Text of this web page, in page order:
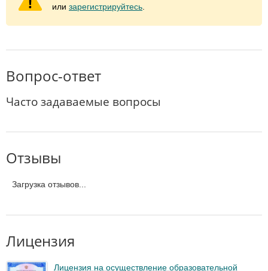
или зарегистрируйтесь.
Вопрос-ответ
Часто задаваемые вопросы
Отзывы
Загрузка отзывов...
Лицензия
Лицензия на осуществление образовательной